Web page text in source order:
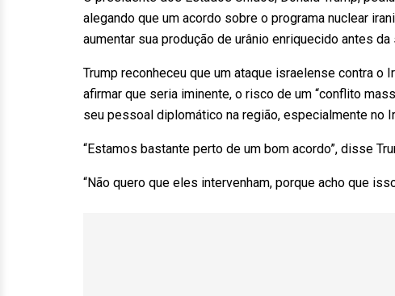
alegando que um acordo sobre o programa nuclear
aumentar sua produção de urânio enriquecido antes
Trump reconheceu que um ataque israelense contra o
afirmar que seria iminente, o risco de um “conflito
seu pessoal diplomático na região, especialmente no
“Estamos bastante perto de um bom acordo”, disse
“Não quero que eles intervenham, porque acho que